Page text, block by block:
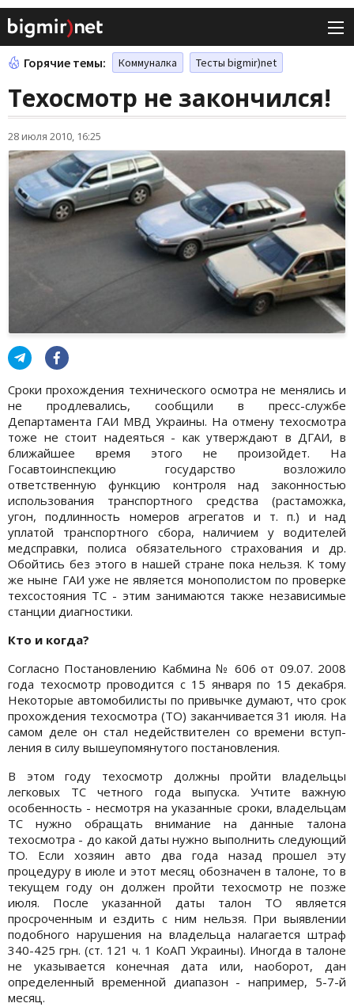
Горячие темы: Коммуналка Тесты bigmir)net
Техосмотр не закончился!
28 июля 2010, 16:25
Сроки прохождения технического осмотра не менялись и
не продлевались, сообщили в пресс-службе
Департамента ГАИ МВД Украины. На отмену техосмотра
тоже не стоит надеяться - как утверждают в ДГАИ, в
ближайшее время этого не произойдет. На
Госавтоинспекцию государство возложило
ответственную функцию контроля над законностью
использования транспортного средства (растаможка,
угон, подлинность номеров агрегатов и т. п.) и над
уплатой транспортного сбора, наличием у водителей
медсправки, полиса обязательного страхования и др.
Обойтись без этого в нашей стране пока нельзя. К тому
же ныне ГАИ уже не является монополистом по проверке
техсостояния ТС - этим занимаются также независимые
станции диагностики.
Кто и когда?
Согласно Постановлению Кабмина № 606 от 09.07. 2008
года техосмотр проводится с 15 января по 15 декабря.
Некоторые автомобилисты по привычке думают, что срок
прохождения техосмотра (ТО) заканчивается 31 июля. На
самом деле он стал недействителен со времени вступ­
ления в силу вышеупомянутого постановления.
В этом году техосмотр должны про­йти владельцы
легковых ТС четного года выпуска. Учтите важную
особенность - несмотря на указанные сроки, владельцам
ТС нужно обращать внимание на данные талона
техосмотра - до какой даты нужно выполнить следующий
ТО. Если хозяин авто два года назад прошел эту
процедуру в июле и этот месяц обозначен в талоне, то в
текущем году он должен пройти техосмотр не позже
июля. После указанной даты талон ТО является
просроченным и ездить с ним нельзя. При выявлении
подобного нарушения на владельца налагается штраф
340-425 грн. (ст. 121 ч. 1 КоАП Украины). Иногда в талоне
не указывается конечная дата или, наоборот, дан
определенный временной диапазон - например, 5-7-й
месяц.